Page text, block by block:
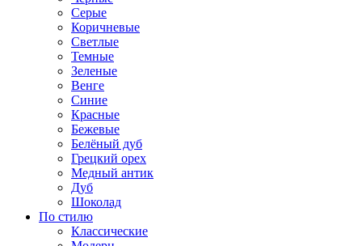
Серые
Коричневые
Светлые
Темные
Зеленые
Венге
Синие
Красные
Бежевые
Белёный дуб
Грецкий орех
Медный антик
Дуб
Шоколад
По стилю
Классические